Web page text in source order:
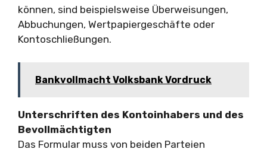
können, sind beispielsweise Überweisungen,
Abbuchungen, Wertpapiergeschäfte oder
Kontoschließungen.
Bankvollmacht Volksbank Vordruck
Unterschriften des Kontoinhabers und des
Bevollmächtigten
Das Formular muss von beiden Parteien